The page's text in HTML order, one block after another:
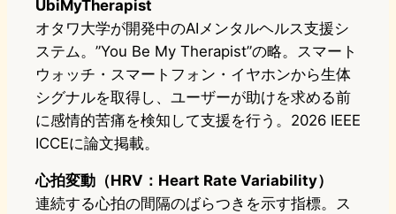
UbiMyTherapist
オタワ大学が開発中のAIメンタルヘルス支援シ
ステム。”You Be My Therapist”の略。スマート
ウォッチ・スマートフォン・イヤホンから生体
シグナルを取得し、ユーザーが助けを求める前
に感情的苦痛を検知して支援を行う。2026 IEEE
ICCEに論文掲載。
心拍変動（HRV：Heart Rate Variability）
連続する心拍の間隔のばらつきを示す指標。ス